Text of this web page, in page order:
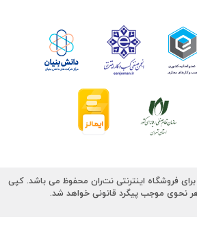
فروشگاه اینترنتی نت‌ران محفوظ می باشد. کپی
نحوی موجب پیگرد قانونی خواهد شد.